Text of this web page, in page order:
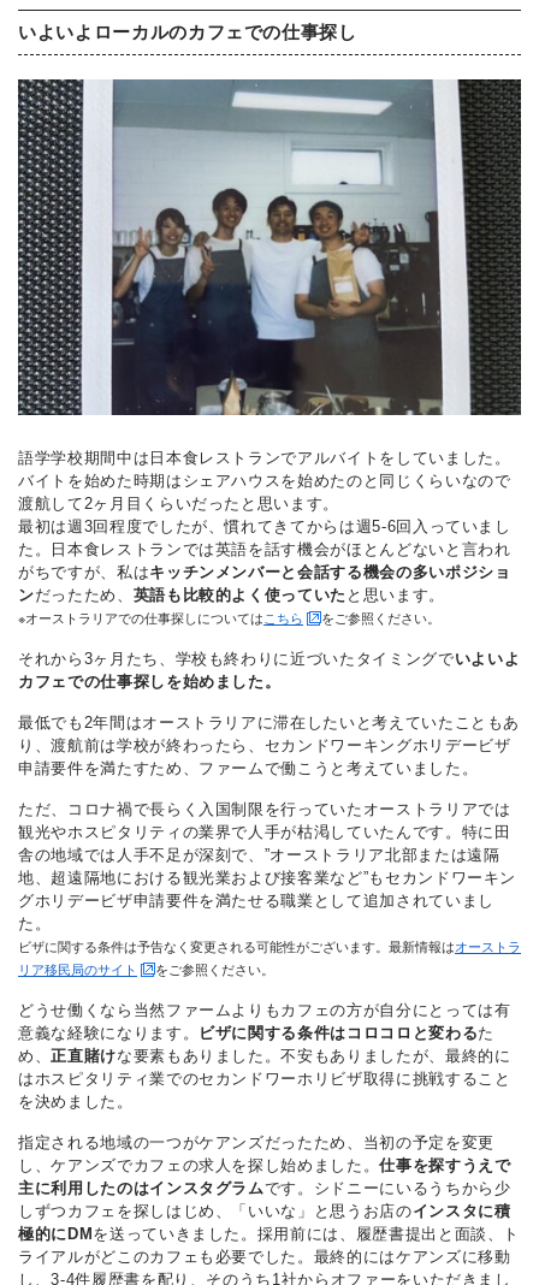
いよいよローカルのカフェでの仕事探し
語学学校期間中は日本食レストランでアルバイトをしていました。
バイトを始めた時期はシェアハウスを始めたのと同じくらいなので
渡航して2ヶ月目くらいだったと思います。
最初は週3回程度でしたが、慣れてきてからは週5-6回入っていまし
た。日本食レストランでは英語を話す機会がほとんどないと言われ
がちですが、私はキッチンメンバーと会話する機会の多いポジショ
ンだったため、 英語も比較的よく使っていた と思います。
※オーストラリアでの仕事探しについてはこちら をご参照ください。
それから3ヶ月たち、学校も終わりに近づいたタイミングでいよいよ
カフェでの仕事探しを始めました。
最低でも2年間はオーストラリアに滞在したいと考えていたこともあ
り、渡航前は学校が終わったら、セカンドワーキングホリデービザ
申請要件を満たすため、ファームで働こうと考えていました。
ただ、コロナ禍で長らく入国制限を行っていたオーストラリアでは
観光やホスピタリティの業界で人手が枯渇していたんです。特に田
舎の地域では人手不足が深刻で、”オーストラリア北部または遠隔
地、超遠隔地における観光業および接客業など”もセカンドワーキン
グホリデービザ申請要件を満たせる職業として追加されていまし
た。
ビザに関する条件は予告なく変更される可能性がございます。最新情報はオーストラ
リア移民局のサイト
をご参照ください。
どうせ働くなら当然ファームよりもカフェの方が自分にとっては有
意義な経験になります。
ビザに関する条件はコロコロと変わるた
め、正直賭けな要素もありました。不安もありましたが、最終的に
はホスピタリティ業でのセカンドワーホリビザ取得に挑戦すること
を決めました。
指定される地域の一つがケアンズだったため、当初の予定を変更
し、ケアンズでカフェの求人を探し始めました。仕事を探すうえで
主に利用したのはインスタグラムです。シドニーにいるうちから少
しずつカフェを探しはじめ、「いいな」と思うお店のインスタに積
極的にDM を送っていきました。採用前には、履歴書提出と面談、ト
ライアルがどこのカフェも必要でした。最終的にはケアンズに移動
し、3-4件履歴書を配り、そのうち1社からオファーをいただきまし